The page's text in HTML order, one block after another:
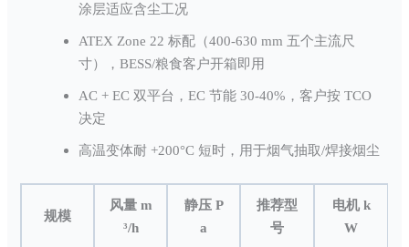
涂层适应含尘工况
ATEX Zone 22 标配（400-630 mm 五个主流尺
寸），BESS/粮食客户开箱即用
AC + EC 双平台，EC 节能 30-40%，客户按 TCO
决定
高温变体耐 +200°C 短时，用于烟气抽取/焊接烟尘
规模
风量 m
³/h
静压 P
a
推荐型
号
电机 k
W